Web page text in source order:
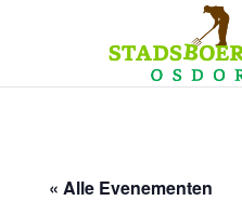
« Alle Evenementen